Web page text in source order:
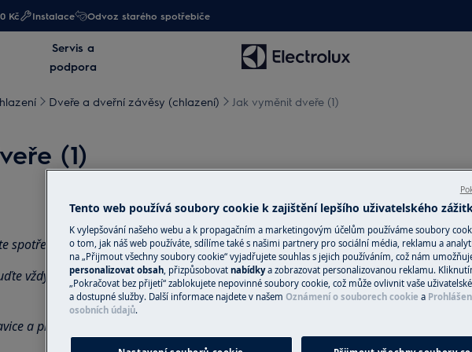
Kč Instalace Odvoz starého spotřebiče
Servis a
podpora
Dveře a dveřní závěsy (chlazení) Jak vyměnit dveře (1)
(1)
spotřebič a vytáhněte zástrčku ze zásuvky.
vždy opatrní, u těžkých spotřebičů je nutné jej
a přiloženou obuv.
Tento web používá soubory cookie k zajištění lepšího uživatelského
K vylepšování našeho webu a k propagačním a marketingovým účelům používáme soubory
o tom, jak náš web používáte, sdílíme také s našimi partnery pro sociální média, reklamu a
na „Přijmout všechny soubory cookie“ vyjadřujete souhlas s jejich používáním, což nám
personalizovat obsah, přizpůsobovat nabídkya zobrazovat personalizovanou reklamu.
„Pokračovat bez přijetí“ zablokujete nepovinné soubory cookie, což může ovlivnit vaše
a dostupné služby. Další informace najdete v našem Oznámení o souborech cookie a
osobních údajů.